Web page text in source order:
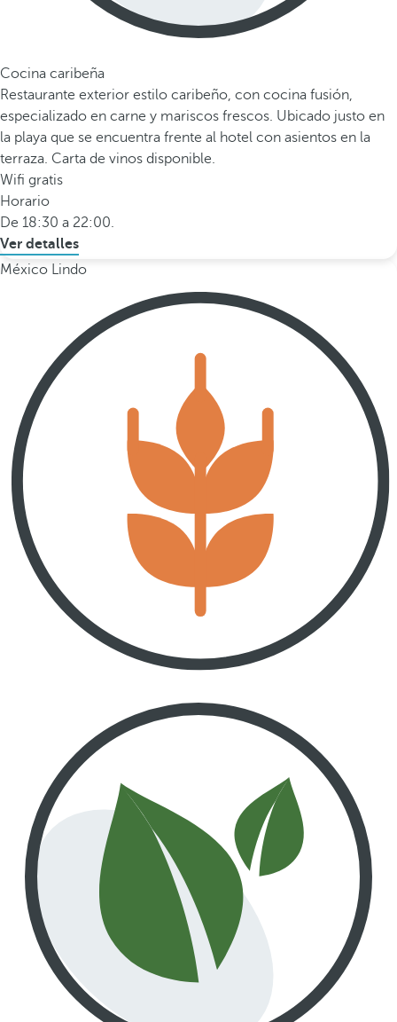
Cocina caribeña
Restaurante exterior estilo caribeño, con cocina fusión,
especializado en carne y mariscos frescos. Ubicado justo en
la playa que se encuentra frente al hotel con asientos en la
terraza. Carta de vinos disponible.
Wifi gratis
Horario
De 18:30 a 22:00.
Ver detalles
México Lindo